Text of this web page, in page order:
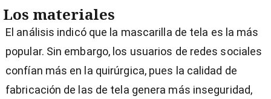
Los materiales
El análisis indicó que la mascarilla de tela es la más
popular. Sin embargo, los usuarios de redes sociales
confían más en la quirúrgica, pues la calidad de
fabricación de las de tela genera más inseguridad,